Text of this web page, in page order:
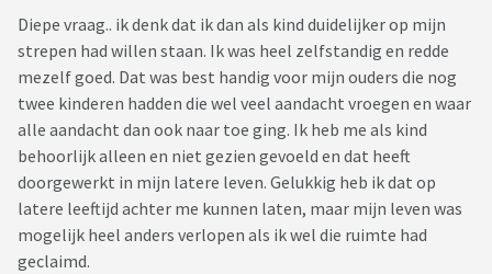
Diepe vraag.. ik denk dat ik dan als kind duidelijker op mijn
strepen had willen staan. Ik was heel zelfstandig en redde
mezelf goed. Dat was best handig voor mijn ouders die nog
twee kinderen hadden die wel veel aandacht vroegen en waar
alle aandacht dan ook naar toe ging. Ik heb me als kind
behoorlijk alleen en niet gezien gevoeld en dat heeft
doorgewerkt in mijn latere leven. Gelukkig heb ik dat op
latere leeftijd achter me kunnen laten, maar mijn leven was
mogelijk heel anders verlopen als ik wel die ruimte had
geclaimd.